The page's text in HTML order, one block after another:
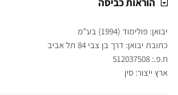
יבואן: פולימוד (1994) בע"מ
כתובת יבואן: דרך בן צבי 84 תל אביב
ח.פ.: 512037508
ארץ ייצור: סין